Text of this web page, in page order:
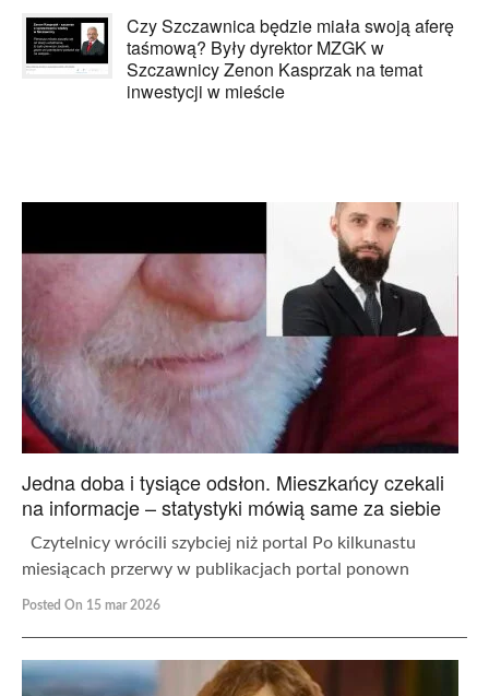
Czy Szczawnica będzie miała swoją aferę
taśmową? Były dyrektor MZGK w
Szczawnicy Zenon Kasprzak na temat
inwestycji w mieście
Jedna doba i tysiące odsłon. Mieszkańcy czekali
na informacje – statystyki mówią same za siebie
Czytelnicy wrócili szybciej niż portal Po kilkunastu
miesiącach przerwy w publikacjach portal ponown
Posted On 15 mar 2026